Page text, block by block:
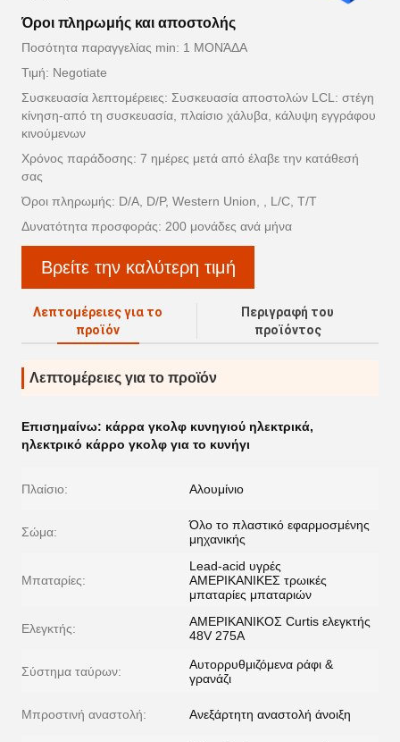
Όροι πληρωμής και αποστολής
Ποσότητα παραγγελίας min: 1 ΜΟΝΆΔΑ
Τιμή: Negotiate
Συσκευασία λεπτομέρειες: Συσκευασία αποστολών LCL: στέγη
κίνηση-από τη συσκευασία, πλαίσιο χάλυβα, κάλυψη εγγράφου
κινούμενων
Χρόνος παράδοσης: 7 ημέρες μετά από έλαβε την κατάθεσή
σας
Όροι πληρωμής: D/A, D/P, Western Union, , L/C, T/T
Δυνατότητα προσφοράς: 200 μονάδες ανά μήνα
Βρείτε την καλύτερη τιμή
Λεπτομέρειες για το
προϊόν
Περιγραφή του
προϊόντος
Λεπτομέρειες για το προϊόν
Επισημαίνω: κάρρα γκολφ κυνηγιού ηλεκτρικά,
ηλεκτρικό κάρρο γκολφ για το κυνήγι
Πλαίσιο: Αλουμίνιο
Σώμα:
Όλο το πλαστικό εφαρμοσμένης
μηχανικής
Μπαταρίες:
Lead-acid υγρές
ΑΜΕΡΙΚΑΝΙΚΕΣ τρωικές
μπαταρίες μπαταριών
Ελεγκτής:
ΑΜΕΡΙΚΑΝΙΚΟΣ Curtis ελεγκτής
48V 275A
Σύστημα ταύρων:
Αυτορρυθμιζόμενα ράφι &
γρανάζι
Μπροστινή αναστολή: Ανεξάρτητη αναστολή άνοιξη